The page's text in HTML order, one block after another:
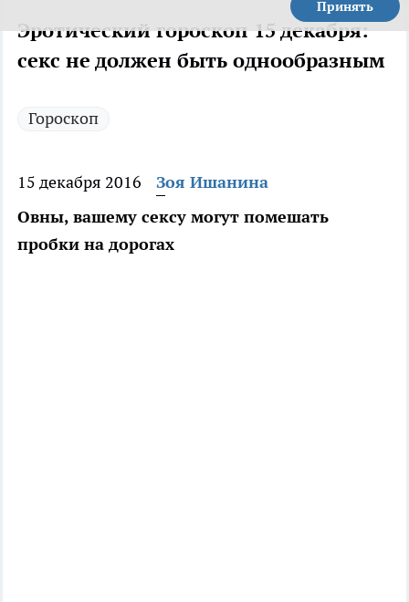
Принять
Эротический гороскоп 15 декабря:
секс не должен быть однообразным
Гороскоп
15 декабря 2016
Зоя Ишанина
Овны, вашему сексу могут помешать
пробки на дорогах